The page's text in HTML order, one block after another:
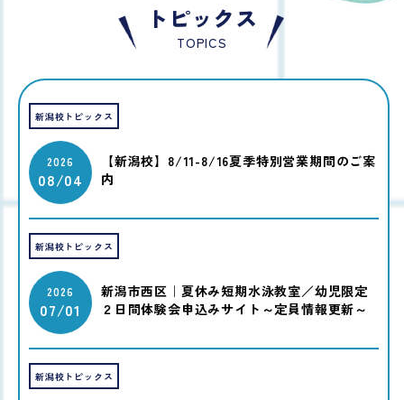
トピックス
TOPICS
新潟校トピックス
2026
08/04
【新潟校】8/11-8/16夏季特別営業期間のご案
内
新潟校トピックス
2026
07/01
新潟市西区｜夏休み短期水泳教室／幼児限定
２日間体験会申込みサイト～定員情報更新～
新潟校トピックス